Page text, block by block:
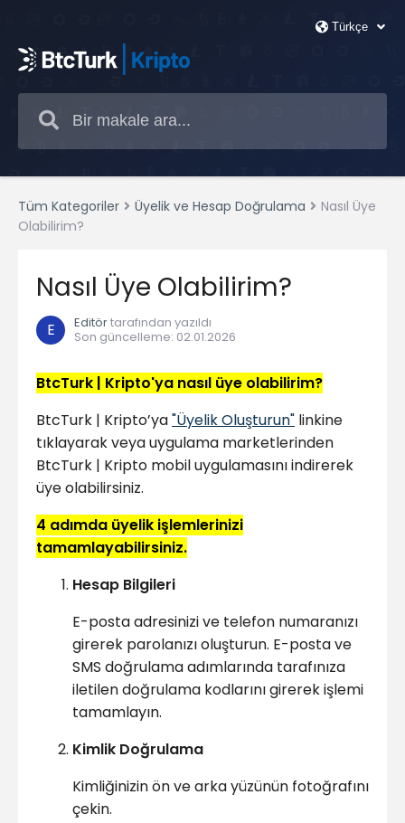
Tüm Kategoriler Üyelik ve Hesap Doğrulama
Nasıl Üye
Olabilirim?
Nasıl Üye Olabilirim?
E Editörtarafından yazıldı
Son güncelleme: 02.01.2026
BtcTurk | Kripto'ya nasıl üye olabilirim?
BtcTurk | Kripto’ya"Üyelik Oluşturun" linkine
tıklayarak veya uygulama marketlerinden
BtcTurk | Kripto mobil uygulamasını indirerek
üye olabilirsiniz.
4 adımda üyelik işlemlerinizi
tamamlayabilirsiniz.
Hesap Bilgileri
E-posta adresinizi ve telefon numaranızı
girerek parolanızı oluşturun. E-posta ve
SMS doğrulama adımlarında tarafınıza
iletilen doğrulama kodlarını girerek işlemi
tamamlayın.
Kimlik Doğrulama
Kimliğinizin ön ve arka yüzünün fotoğrafını
çekin.